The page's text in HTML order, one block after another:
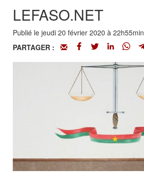
LEFASO.NET
Publié le jeudi 20 février 2020 à 22h55min
PARTAGER :